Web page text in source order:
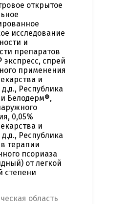
открытое
исследование
и
препаратов
экспресс, спрей
применения
и
Республика
Белодерм®,
0,05%
и
Республика
терапии
псориаза
от легкой
степени
область